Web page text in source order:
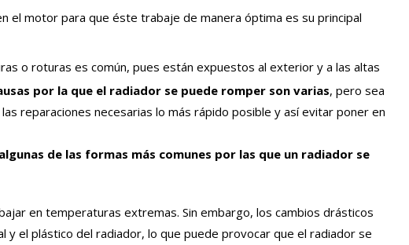
el motor para que éste trabaje de manera óptima es su principal
o roturas es común, pues están expuestos al exterior y a las altas
por la que el radiador se puede romper son varias, pero sea
reparaciones necesarias lo más rápido posible y así evitar poner en
de las formas más comunes por las que un radiador se
en temperaturas extremas. Sin embargo, los cambios drásticos
y el plástico del radiador, lo que puede provocar que el radiador se